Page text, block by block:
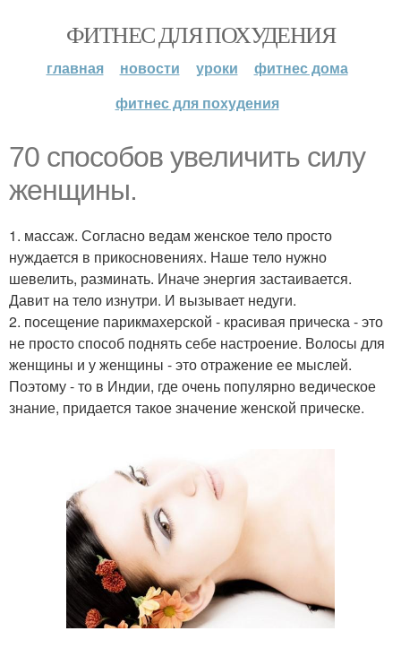
ФИТНЕС ДЛЯ ПОХУДЕНИЯ
главная новости уроки
фитнес дома
фитнес для похудения
70 способов увеличить силу
женщины.
1. массаж. Согласно ведам женское тело просто
нуждается в прикосновениях. Наше тело нужно
шевелить, разминать. Иначе энергия застаивается.
Давит на тело изнутри. И вызывает недуги.
2. посещение парикмахерской - красивая прическа - это
не просто способ поднять себе настроение. Волосы для
женщины и у женщины - это отражение ее мыслей.
Поэтому - то в Индии, где очень популярно ведическое
знание, придается такое значение женской прическе.